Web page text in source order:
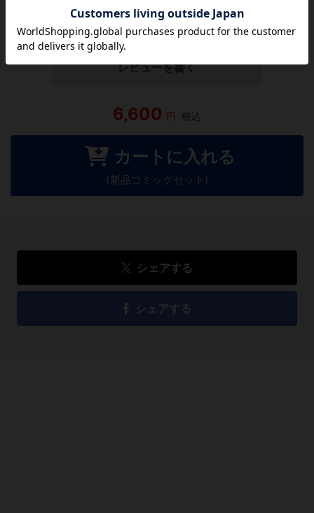
この作品にはまだレビューがありません。 今後読まれる
方のために感想を共有してもらえませんか？
レビューを書く
6,600 円 税込
カートに入れる
(新品コミックセット)
シェアする
シェアする